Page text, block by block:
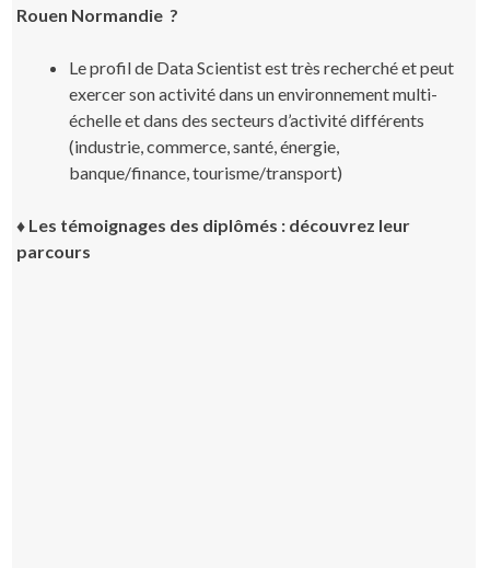
Rouen Normandie ?
Le profil de Data Scientist est très recherché et peut
exercer son activité dans un environnement multi-
échelle et dans des secteurs d’activité différents
(industrie, commerce, santé, énergie,
banque/finance, tourisme/transport)
♦ Les témoignages des diplômés : découvrez leur
parcours